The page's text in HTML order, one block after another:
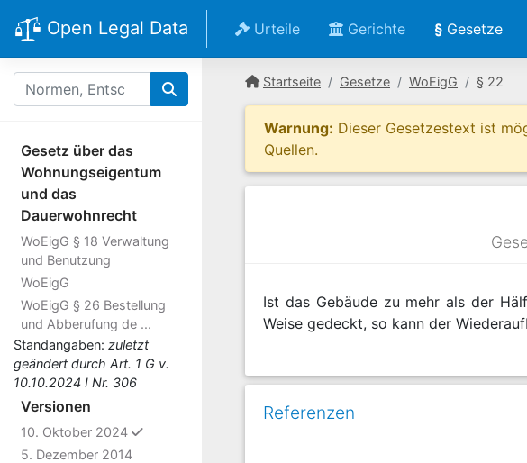
Open Legal Data Urteile Gerichte § Gesetze
Gesetz über das
Wohnungseigentum
und das
Dauerwohnrecht
WoEigG § 18 Verwaltung
und Benutzung
WoEigG
WoEigG § 26 Bestellung
und Abberufung de ...
Standangaben: zuletzt
geändert durch Art. 1 G v.
10.10.2024 I Nr. 306
Versionen
10. Oktober 2024
ausgewählt
5. Dezember 2014
Startseite Gesetze WoEigG § 22
Warnung: Dieser Gesetzestext ist
Quellen.
Ist das Gebäude zu mehr als der
Weise gedeckt, so kann der
Referenzen